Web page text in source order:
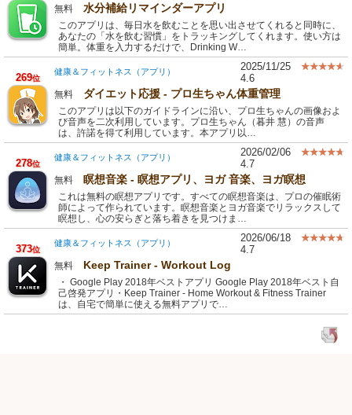
無料 水分補給リマインダーアプリ
このアプリは、毎日水を飲むことを思い出させてくれると同時に、
あなたの「水を飲む習慣」をトラッキングしてくれます。使い方は
簡単。体重を入力するだけで、Drinking W…
269位
健康＆フィットネス（アプリ）
2025/11/25
4.6
無料 ダイエット応援 - プロ生ちゃん体重管理
このアプリは以下のガイドラインに沿い、プロ生ちゃんの画像およ
び音声を二次利用しています。プロ生ちゃん（暮井 慧）の音声
は、許諾を得て利用しています。本アプリ以…
278位
健康＆フィットネス（アプリ）
2026/02/06
4.7
無料 瞑想音楽 - 瞑想アプリ、ヨガ 音楽、ヨガ瞑想
これは無料の瞑想アプリです。すべての瞑想音楽は、プロの催眠術
師によって作られています。瞑想音楽とヨガ音楽でリラックスして
瞑想し、心の安らぎと落ち着きを見つけま…
373位
健康＆フィットネス（アプリ）
2026/06/18
4.7
無料 Keep Trainer - Workout Log
・ Google Play 2018年ベストアプリ Google Play 2018年ベスト自
己啓発アプリ・Keep Trainer - Home Workout & Fitness Trainer
は、自宅で簡単に使える無料アプリで…